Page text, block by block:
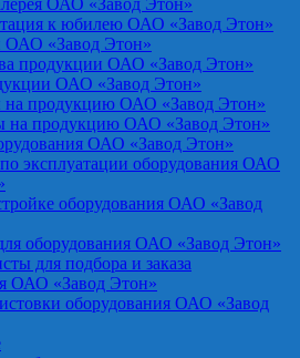
ОАО «Завод Этон»
к юбилею ОАО «Завод Этон»
ОАО «Завод Этон»
продукции ОАО «Завод Этон»
ОАО «Завод Этон»
на продукцию ОАО «Завод Этон»
на продукцию ОАО «Завод Этон»
ОАО «Завод Этон»
эксплуатации оборудования ОАО
оборудования ОАО «Завод
оборудования ОАО «Завод Этон»
для подбора и заказа
ОАО «Завод Этон»
оборудования ОАО «Завод